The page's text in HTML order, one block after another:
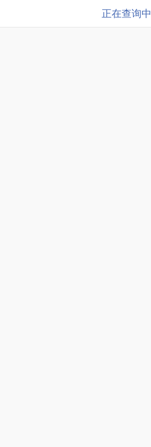
正在查询中